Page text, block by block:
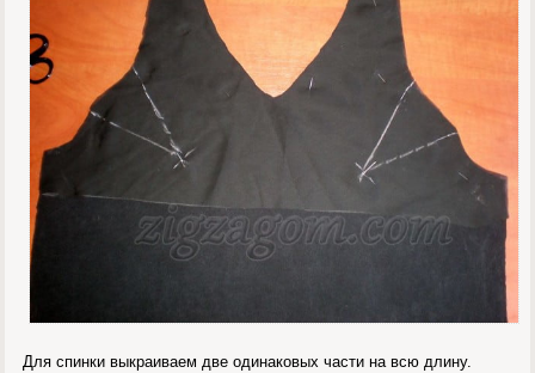
Для спинки выкраиваем две одинаковых части на всю длину.